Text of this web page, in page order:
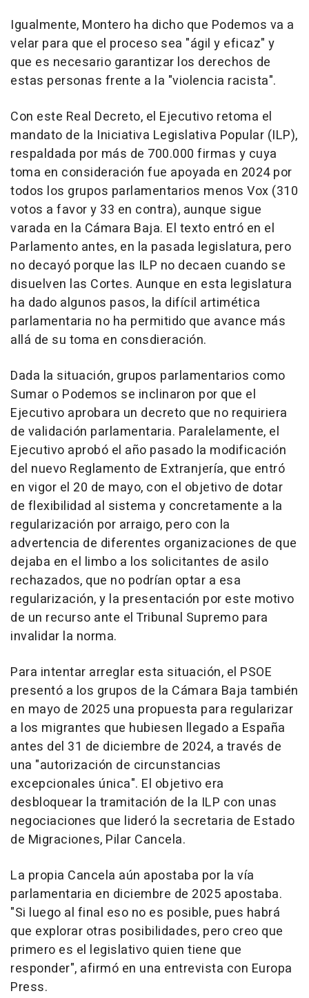
Igualmente, Montero ha dicho que Podemos va a
velar para que el proceso sea "ágil y eficaz" y
que es necesario garantizar los derechos de
estas personas frente a la "violencia racista".
Con este Real Decreto, el Ejecutivo retoma el
mandato de la Iniciativa Legislativa Popular (ILP),
respaldada por más de 700.000 firmas y cuya
toma en consideración fue apoyada en 2024 por
todos los grupos parlamentarios menos Vox (310
votos a favor y 33 en contra), aunque sigue
varada en la Cámara Baja. El texto entró en el
Parlamento antes, en la pasada legislatura, pero
no decayó porque las ILP no decaen cuando se
disuelven las Cortes. Aunque en esta legislatura
ha dado algunos pasos, la difícil artimética
parlamentaria no ha permitido que avance más
allá de su toma en consdieración.
Dada la situación, grupos parlamentarios como
Sumar o Podemos se inclinaron por que el
Ejecutivo aprobara un decreto que no requiriera
de validación parlamentaria. Paralelamente, el
Ejecutivo aprobó el año pasado la modificación
del nuevo Reglamento de Extranjería, que entró
en vigor el 20 de mayo, con el objetivo de dotar
de flexibilidad al sistema y concretamente a la
regularización por arraigo, pero con la
advertencia de diferentes organizaciones de que
dejaba en el limbo a los solicitantes de asilo
rechazados, que no podrían optar a esa
regularización, y la presentación por este motivo
de un recurso ante el Tribunal Supremo para
invalidar la norma.
Para intentar arreglar esta situación, el PSOE
presentó a los grupos de la Cámara Baja también
en mayo de 2025 una propuesta para regularizar
a los migrantes que hubiesen llegado a España
antes del 31 de diciembre de 2024, a través de
una "autorización de circunstancias
excepcionales única". El objetivo era
desbloquear la tramitación de la ILP con unas
negociaciones que lideró la secretaria de Estado
de Migraciones, Pilar Cancela.
La propia Cancela aún apostaba por la vía
parlamentaria en diciembre de 2025 apostaba.
"Si luego al final eso no es posible, pues habrá
que explorar otras posibilidades, pero creo que
primero es el legislativo quien tiene que
responder", afirmó en una entrevista con Europa
Press.